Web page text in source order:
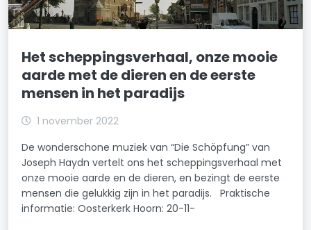
Het scheppingsverhaal, onze mooie
aarde met de dieren en de eerste
mensen in het paradijs
1 november 2022
De wonderschone muziek van “Die Schöpfung” van
Joseph Haydn vertelt ons het scheppingsverhaal met
onze mooie aarde en de dieren, en bezingt de eerste
mensen die gelukkig zijn in het paradijs. Praktische
informatie: Oosterkerk Hoorn: 20-11-